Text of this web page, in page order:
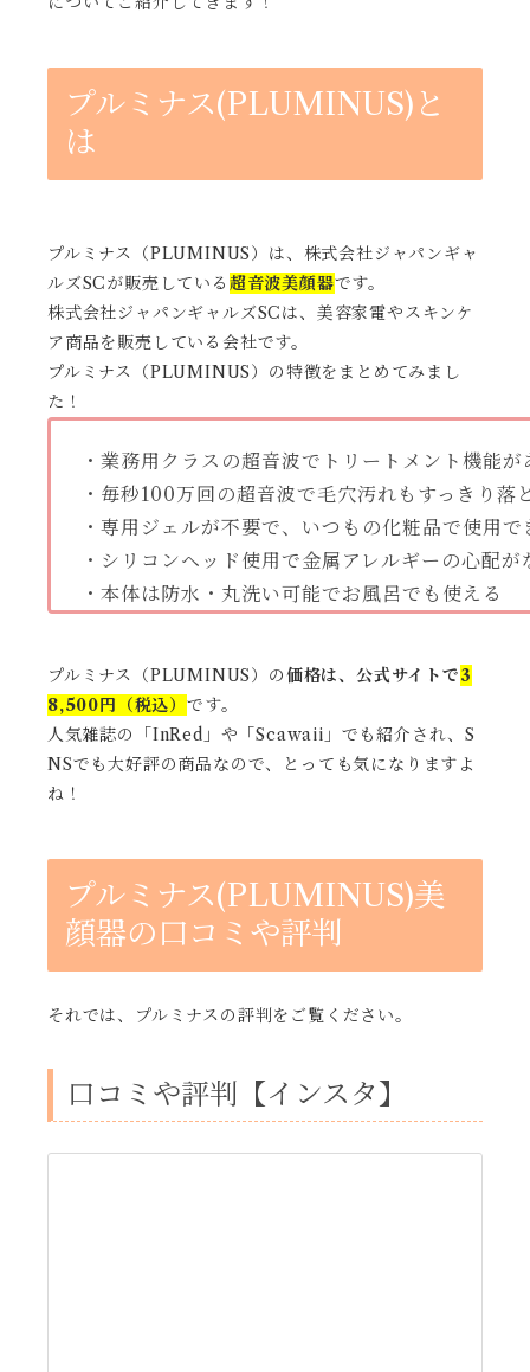
プルミナス(PLUMINUS)と
は
プルミナス（PLUMINUS）は、株式会社ジャパンギャ
ルズSCが販売している 超音波美顔器です。
株式会社ジャパンギャルズSCは、美容家電やスキンケ
ア商品を販売している会社です。
プルミナス（PLUMINUS）の特徴をまとめてみまし
た！
・業務用クラスの超音波でトリートメント機能が
・毎秒100万回の超音波で毛穴汚れもすっきり落
・専用ジェルが不要で、いつもの化粧品で使用で
・シリコンヘッド使用で金属アレルギーの心配が
・本体は防水・丸洗い可能でお風呂でも使える
プルミナス（PLUMINUS）の価格は、公式サイトで3
8,500円（税込）です。
人気雑誌の「InRed」や「Scawaii」でも紹介され、S
NSでも大好評の商品なので、とっても気になりますよ
ね！
プルミナス(PLUMINUS)美
顔器の口コミや評判
それでは、プルミナスの評判をご覧ください。
口コミや評判【インスタ】